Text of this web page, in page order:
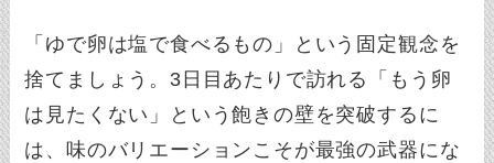
「ゆで卵は塩で食べるもの」という固定観念を
捨てましょう。3日目あたりで訪れる「もう卵
は見たくない」という飽きの壁を突破するに
は、味のバリエーションこそが最強の武器にな